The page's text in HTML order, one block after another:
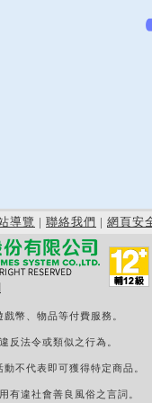
導覽 | 聯絡我們 | 網頁安
幣、物品等付費服務。
反法令或類似之行為。
不代表即可獲得特定商品。
有違社會善良風俗之言詞。